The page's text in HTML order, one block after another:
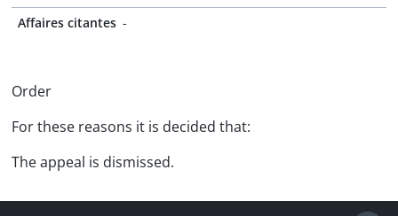
Affaires citantes -
Order
For these reasons it is decided that:
The appeal is dismissed.